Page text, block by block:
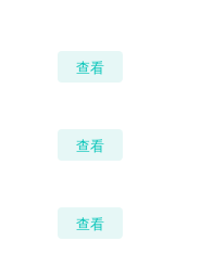
查看
查看
查看